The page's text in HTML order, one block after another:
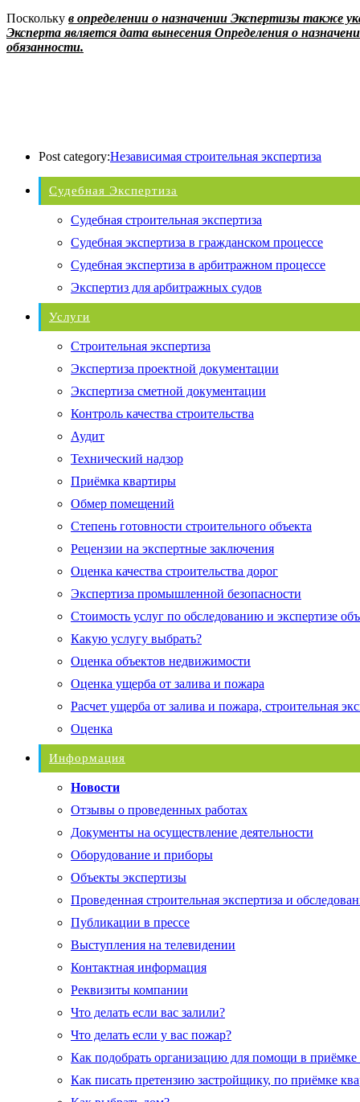
Поскольку в определении о назначении Экспертизы также
Эксперта является дата вынесения Определения о
обязанности.
Post category:Независимая строительная экспертиза
Судебная Экспертиза
Судебная строительная экспертиза
Судебная экспертиза в гражданском процессе
Судебная экспертиза в арбитражном процессе
Экспертиз для арбитражных судов
Услуги
Строительная экспертиза
Экспертиза проектной документации
Экспертиза сметной документации
Контроль качества строительства
Аудит
Технический надзор
Приёмка квартиры
Обмер помещений
Степень готовности строительного объекта
Рецензии на экспертные заключения
Оценка качества строительства дорог
Экспертиза промышленной безопасности
Стоимость услуг по обследованию и экспертизе
Какую услугу выбрать?
Оценка объектов недвижимости
Оценка ущерба от залива и пожара
Расчет ущерба от залива и пожара, строительная
Оценка
Информация
Новости
Отзывы о проведенных работах
Документы на осуществление деятельности
Оборудование и приборы
Объекты экспертизы
Проведенная строительная экспертиза и
Публикации в прессе
Выступления на телевидении
Контактная информация
Реквизиты компании
Что делать если вас залили?
Что делать если у вас пожар?
Как подобрать организацию для помощи в приёмке
Как писать претензию застройщику, по приёмке